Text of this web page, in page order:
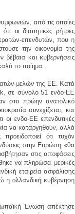
από τις οποίες
οι διαιτητικές ρήτρες
επενδυτών, που η
την οικονομία της
και κυβερνήσεις
το ποίημα.
μελών της ΕΕ. Κατά
σε σύνολο 51 ενδο-ΕΕ
στο πρώην ανατολικό
συνεχίζεται, και
οι ενδο-ΕΕ επενδυτικές
να καταργηθούν, αλλά
ότι τυχόν
στην Ευρώπη «θα
στις αποφάσεις
να πληρώσει μερικές
εταιρεία ασφάλισης
η ολλανδική κυβέρνηση
Ένωση απέκτησε